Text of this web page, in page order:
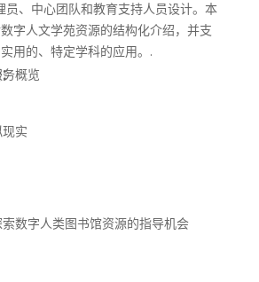
员、中心团队和教育支持人员设计。本
字人文学苑资源的结构化介绍，并支
用的、特定学科的应用。.
概览
实
数字人类图书馆资源的指导机会